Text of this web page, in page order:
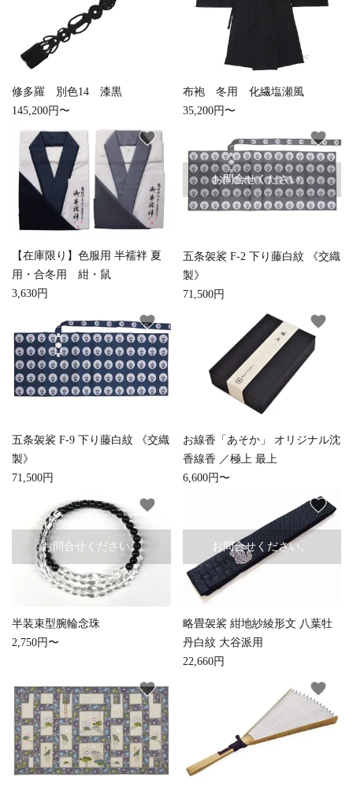
修多羅 別色14 漆黒
145,200円〜
布袍 冬用 化繊塩瀬風
35,200円〜
【在庫限り】色服用 半襦袢 夏
用・合冬用 紺・鼠
3,630円
favorite
お問合せください。
五条袈裟 F-2 下り藤白紋 《交織
製》
71,500円
favorite
五条袈裟 F-9 下り藤白紋 《交織
製》
71,500円
favorite
お線香「あそか」 オリジナル沈
香線香 ／極上 最上
6,600円〜
favorite
お問合せください。
半装束型腕輪念珠
2,750円〜
favorite
お問合せください。
略畳袈裟 紺地紗綾形文 八葉牡
丹白紋 大谷派用
22,660円
favorite
favorite favorite
カテゴリー